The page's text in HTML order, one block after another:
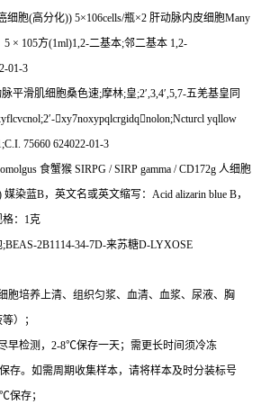
细胞(高分化)) 5×106cells/瓶×2 肝动脉内皮细胞Many
5 × 105方(1ml)1,2-二基本;邻二基本 1,2-
01-3
平滑肌细胞桑色速;摩林;皇;2′,3,4′,5,7-五羌基皇同
′-xy7noxypqlcrgidqnolon;Ncturcl yqllow
75660 624022-01-3
食蟹猴 SIRPG / SIRP gamma / CD172g 人细胞
媒染蓝B，英文名或英文缩写： Acid alizarin blue B，
： 1克
;BEAS-2B1114-34-7D-来苏糖D-LYXOSE
胞培养上清、组织匀浆、血清、血浆、尿液、胸
）；
早检测， 2-8℃保存一天；需更长时间须冷冻
存。如需周期收集样本，请将样本及时分装标号
℃保存；